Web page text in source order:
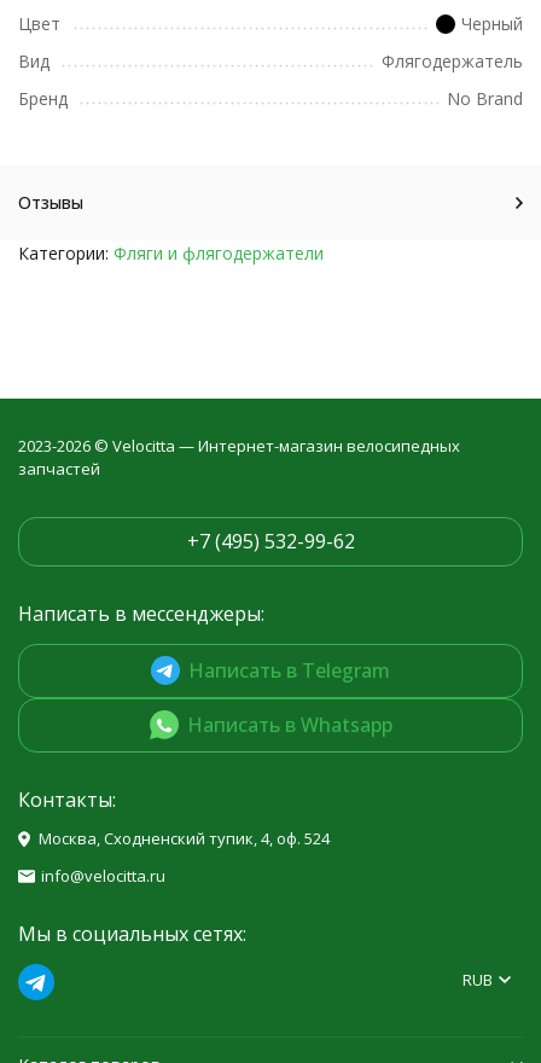
Цвет
Черный
Вид
Флягодержатель
Бренд
No Brand
Отзывы
Категории: Фляги и флягодержатели
2023-2026 © Velocitta — Интернет-магазин велосипедных
запчастей
+7 (495) 532-99-62
Написать в мессенджеры:
Написать в Telegram
Написать в Whatsapp
Контакты:
Москва, Сходненский тупик, 4, оф. 524
info@velocitta.ru
Мы в социальных сетях:
RUB